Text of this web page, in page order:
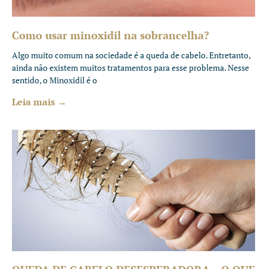
Como usar minoxidil na sobrancelha?
Algo muito comum na sociedade é a queda de cabelo. Entretanto,
ainda não existem muitos tratamentos para esse problema. Nesse
sentido, o Minoxidil é o
Leia mais →